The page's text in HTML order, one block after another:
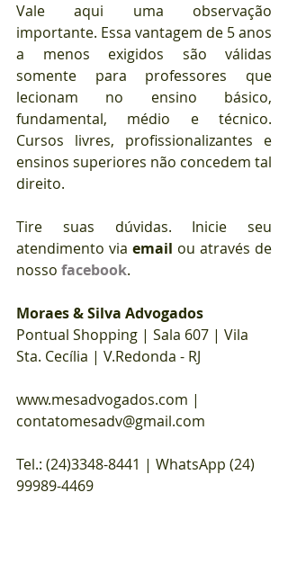
Vale aqui uma observação
importante. Essa vantagem de 5 anos
a menos exigidos são válidas
somente para professores que
lecionam no ensino básico,
fundamental, médio e técnico.
Cursos livres, profissionalizantes e
ensinos superiores não concedem tal
direito.
Tire suas dúvidas. Inicie seu
atendimento via email ou através de
nosso facebook.
Moraes & Silva Advogados
Pontual Shopping | Sala 607 | Vila
Sta. Cecília | V.Redonda - RJ
www.mesadvogados.com |
contatomesadv@gmail.com
Tel.: (24)3348-8441 | WhatsApp (24)
99989-4469